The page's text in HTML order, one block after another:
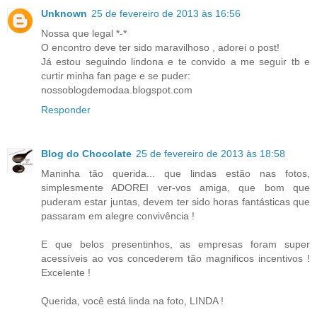
Unknown 25 de fevereiro de 2013 às 16:56
Nossa que legal *-*
O encontro deve ter sido maravilhoso , adorei o post!
Já estou seguindo lindona e te convido a me seguir tb e
curtir minha fan page e se puder:
nossoblogdemodaa.blogspot.com
Responder
Blog do Chocolate 25 de fevereiro de 2013 às 18:58
Maninha tão querida... que lindas estão nas fotos,
simplesmente ADOREI ver-vos amiga, que bom que
puderam estar juntas, devem ter sido horas fantásticas que
passaram em alegre convivência !
E que belos presentinhos, as empresas foram super
acessíveis ao vos concederem tão magnificos incentivos !
Excelente !
Querida, você está linda na foto, LINDA !